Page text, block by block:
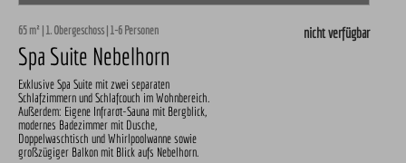
65 m² | 1. Obergeschoss | 1-6 Personen
Spa Suite Nebelhorn
Exklusive Spa Suite mit zwei separaten
Schlafzimmern und Schlafcouch im Wohnbereich.
Außerdem: Eigene Infrarot-Sauna mit Bergblick,
modernes Badezimmer mit Dusche,
Doppelwaschtisch und Whirlpoolwanne sowie
großzügiger Balkon mit Blick aufs Nebelhorn.
nicht verfügbar